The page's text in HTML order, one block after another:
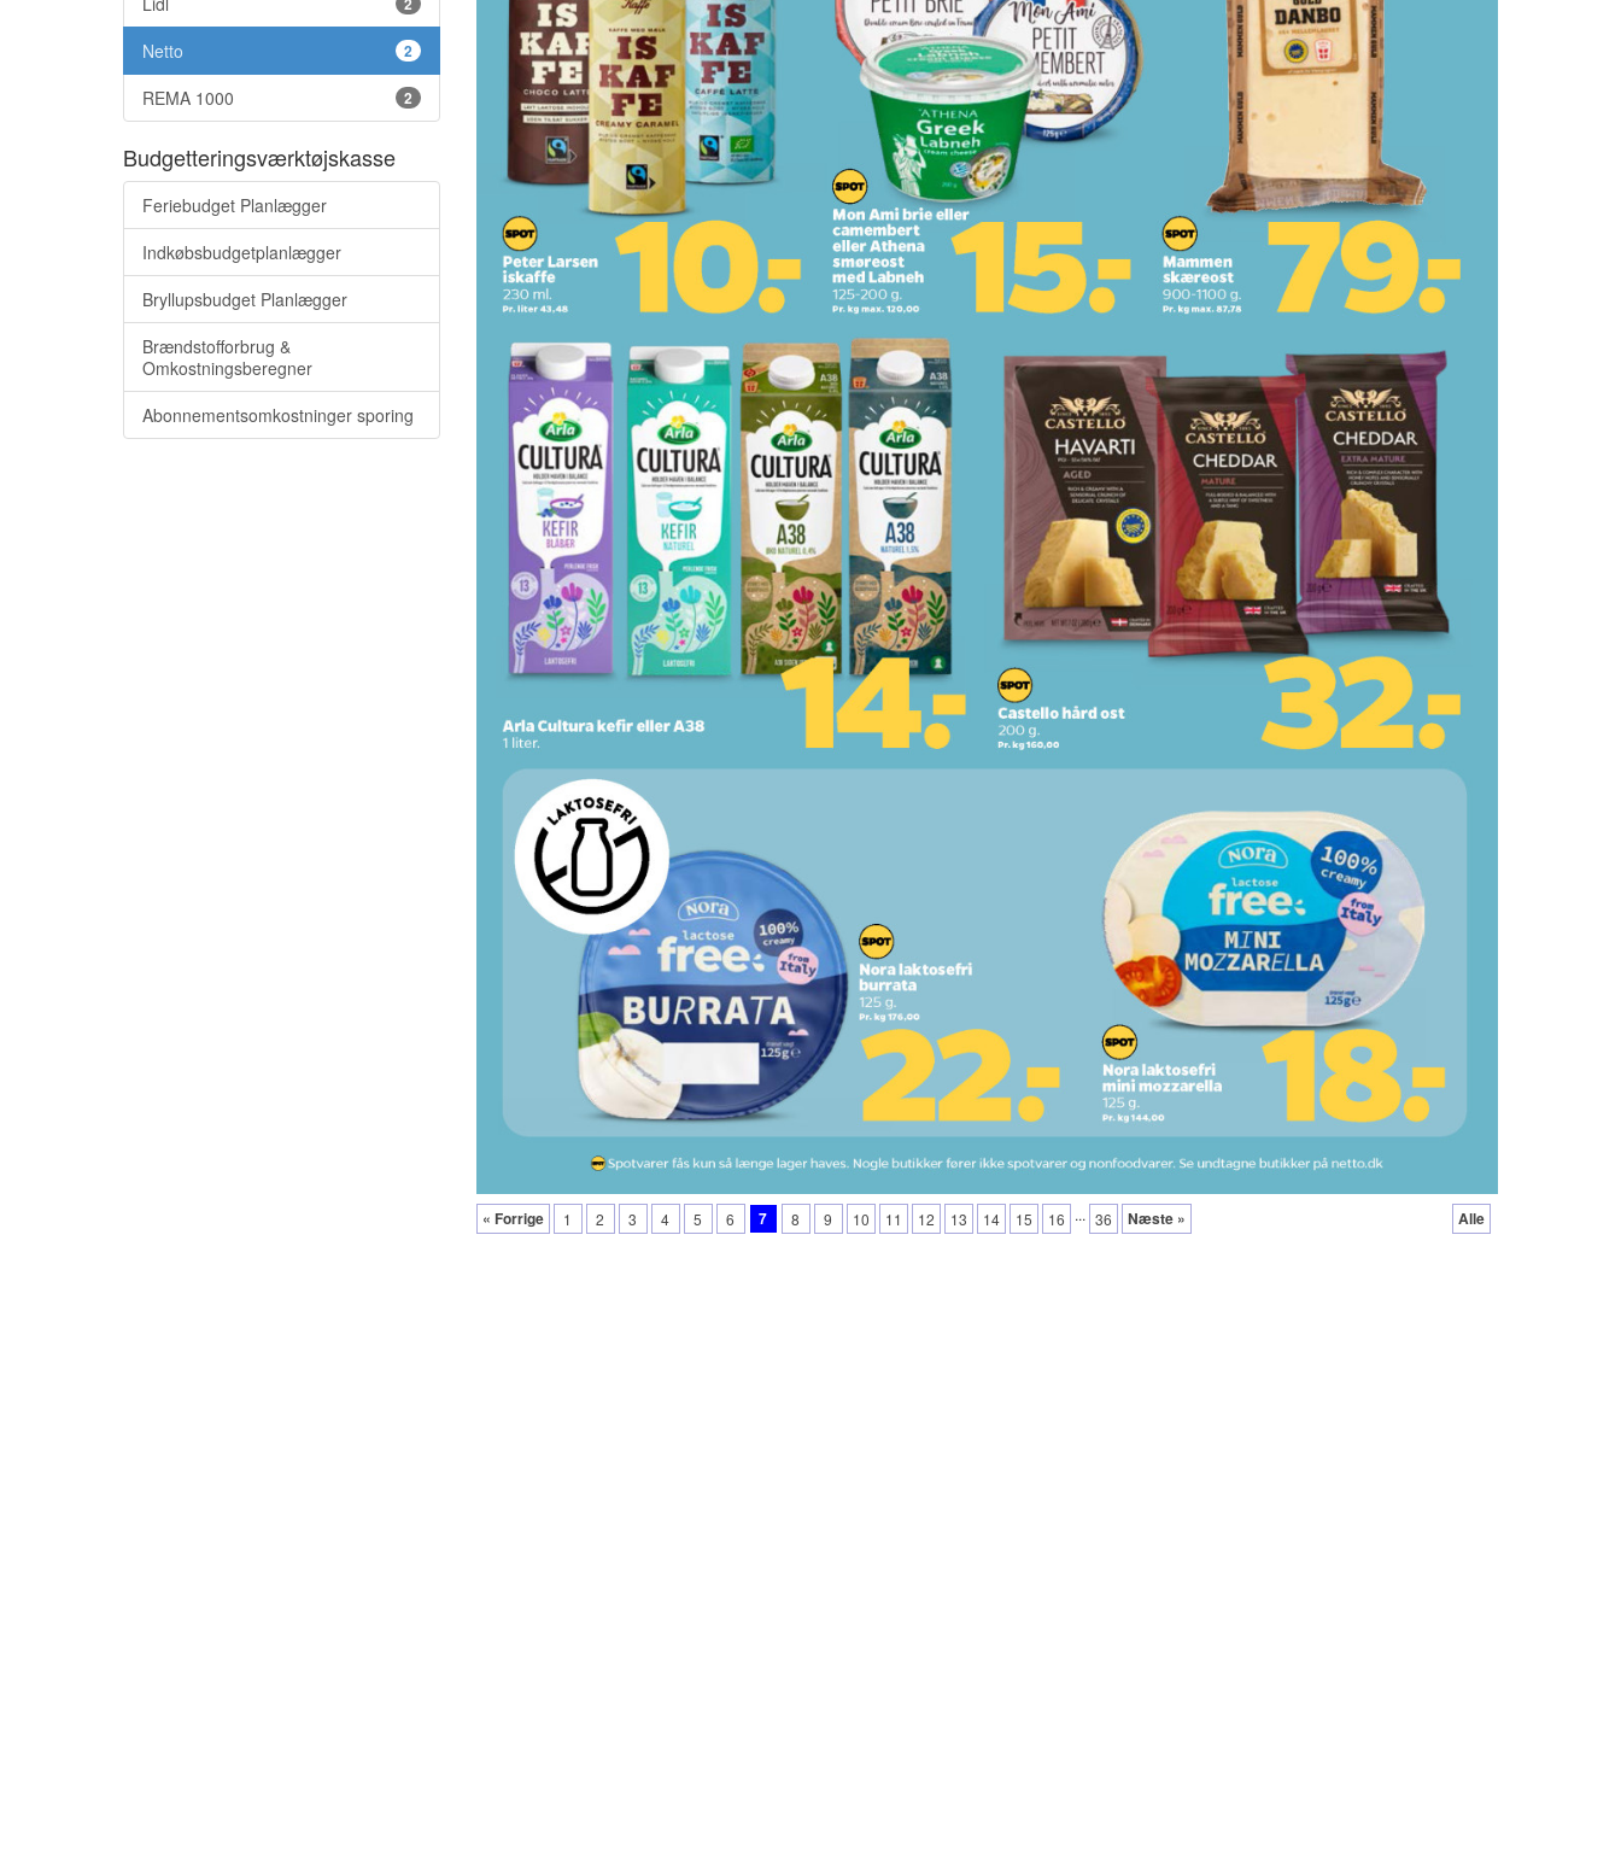
2
Netto
2
REMA 1000
Budgetteringsværktøjskasse
Feriebudget Planlægger
Indkøbsbudgetplanlægger
Bryllupsbudget Planlægger
Brændstofforbrug &
Omkostningsberegner
Abonnementsomkostninger sporing
« Forrige 1 2 3 4 5 6 7 8 9 10 11 12 13 14 15 16 ... 36 Næste » Alle